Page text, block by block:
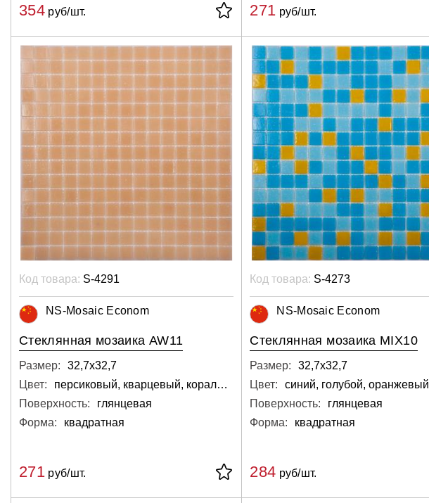
354руб/шт. 271 руб/шт.
Код товара: S-4291
NS-Mosaic Econom
Стеклянная мозаика AW11
Размер:
32,7х32,7
Цвет:
персиковый, кварцевый, коралловый, кремовый, розовый, светло-серый
Поверхность:
глянцевая
Форма:
квадратная
271 руб/шт.
Код товара: S-4273
NS-Mosaic Econom
Стеклянная мозаика MIX10
Размер:
32,7х32,7
Цвет:
синий, голубой, оранжевый
Поверхность:
глянцевая
Форма:
квадратная
284 руб/шт.